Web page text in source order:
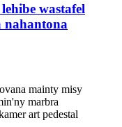
wastafel